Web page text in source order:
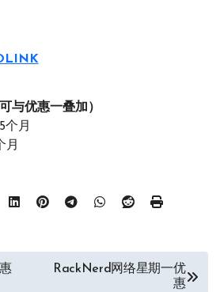
可与优惠一叠加）
个月
月
RackNerd网络星期一优
惠